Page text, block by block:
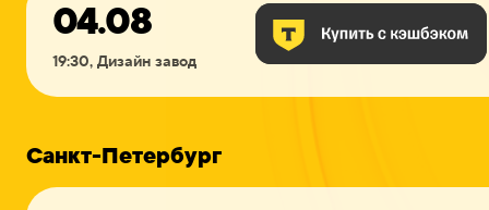
04.08
19:30, Дизайн завод
Санкт-Петербург